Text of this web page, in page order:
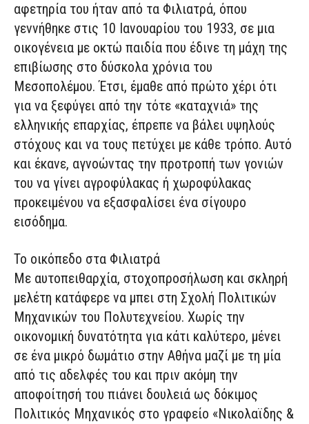
αφετηρία του ήταν από τα Φιλιατρά, όπου
γεννήθηκε στις 10 Ιανουαρίου του 1933, σε μια
οικογένεια με οκτώ παιδία που έδινε τη μάχη της
επιβίωσης στο δύσκολα χρόνια του
Μεσοπολέμου. Έτσι, έμαθε από πρώτο χέρι ότι
για να ξεφύγει από την τότε «καταχνιά» της
ελληνικής επαρχίας, έπρεπε να βάλει υψηλούς
στόχους και να τους πετύχει με κάθε τρόπο. Αυτό
και έκανε, αγνοώντας την προτροπή των γονιών
του να γίνει αγροφύλακας ή χωροφύλακας
προκειμένου να εξασφαλίσει ένα σίγουρο
εισόδημα.
Το οικόπεδο στα Φιλιατρά
Με αυτοπειθαρχία, στοχοπροσήλωση και σκληρή
μελέτη κατάφερε να μπει στη Σχολή Πολιτικών
Μηχανικών του Πολυτεχνείου. Χωρίς την
οικονομική δυνατότητα για κάτι καλύτερο, μένει
σε ένα μικρό δωμάτιο στην Αθήνα μαζί με τη μία
από τις αδελφές του και πριν ακόμη την
αποφοίτησή του πιάνει δουλειά ως δόκιμος
Πολιτικός Μηχανικός στο γραφείο «Νικολαϊδης &